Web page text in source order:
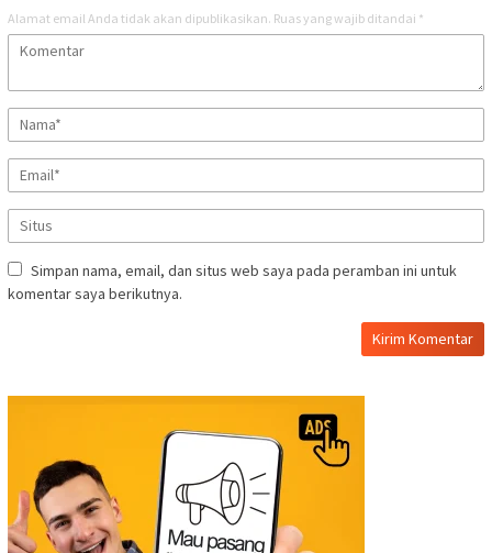
Alamat email Anda tidak akan dipublikasikan. Ruas yang wajib ditandai *
Simpan nama, email, dan situs web saya pada peramban ini untuk
komentar saya berikutnya.